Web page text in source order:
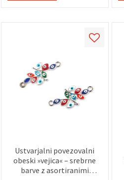
Ustvarjalni povezovalni
obeski »vejica« – srebrne
barve z asortiranimi